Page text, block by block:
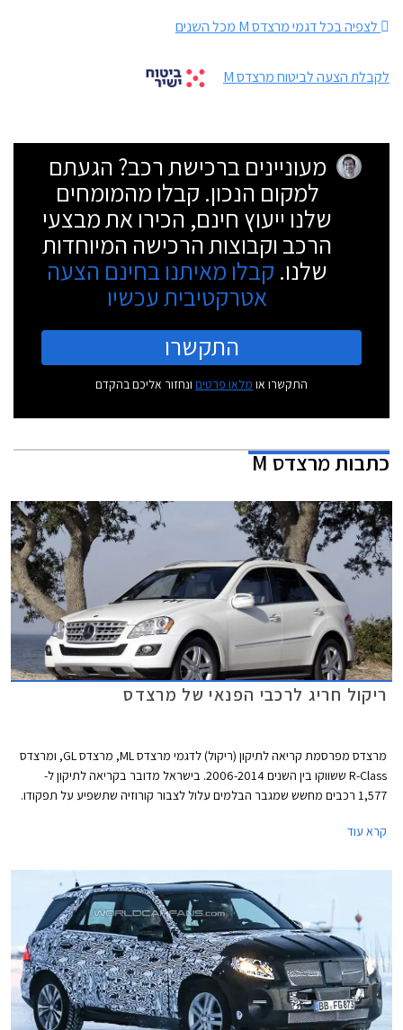
לצפיה בכל דגמי מרצדס M מכל השנים
לקבלת הצעה לביטוח מרצדס M
מעוניינים ברכישת רכב? הגעתם
למקום הנכון. קבלו מהמומחים
שלנו ייעוץ חינם, הכירו את מבצעי
הרכב וקבוצות הרכישה המיוחדות
שלנו. קבלו מאיתנו בחינם הצעה
אטרקטיבית עכשיו
התקשרו
התקשרו או מלאו פרטים ונחזור אליכם בהקדם
כתבותמרצדס M
ריקול חריג לרכבי הפנאי של מרצדס
מרצדס מפרסמת קריאה לתיקון (ריקול) לדגמי מרצדס ML, מרצדס GL, ומרצדס
R-Class ששווקו בין השנים 2006-2014. בישראל מדובר בקריאה לתיקון ל-
1,577 רכבים מחשש שמגבר הבלמים עלול לצבור קורוזיה שתשפיע על תפקודו.
ועוצמת הבלימה תפחת.
קרא עוד